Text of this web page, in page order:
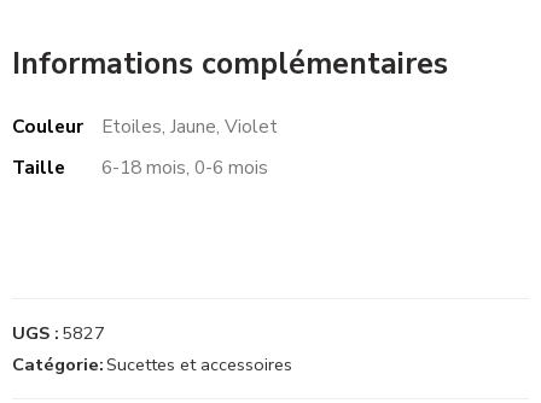
Informations complémentaires
Couleur
Etoiles, Jaune, Violet
Taille
6-18 mois, 0-6 mois
UGS : 5827
Catégorie:Sucettes et accessoires